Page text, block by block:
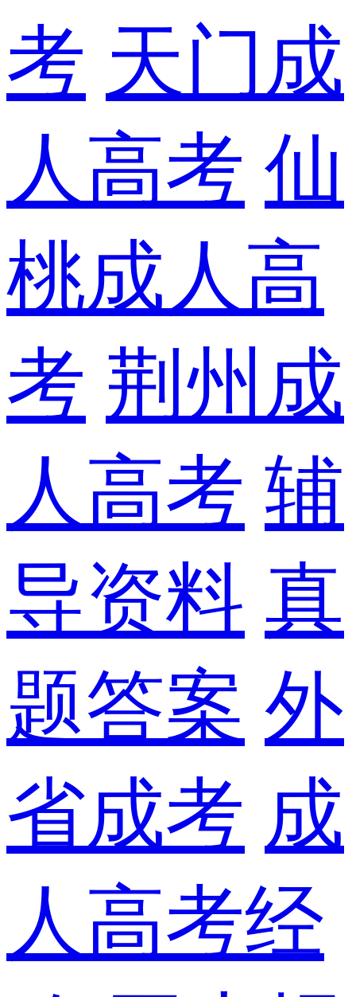
考 天门成
人高考 仙
桃成人高
考 荆州成
人高考 辅
导资料 真
题答案 外
省成考 成
人高考经